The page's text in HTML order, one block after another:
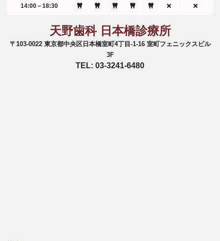
14:00－18:30
天野歯科 日本橋診療所
〒103-0022 東京都中央区日本橋室町4丁目-1-16 室町フェニックスビル
3F
TEL: 03-3241-6480